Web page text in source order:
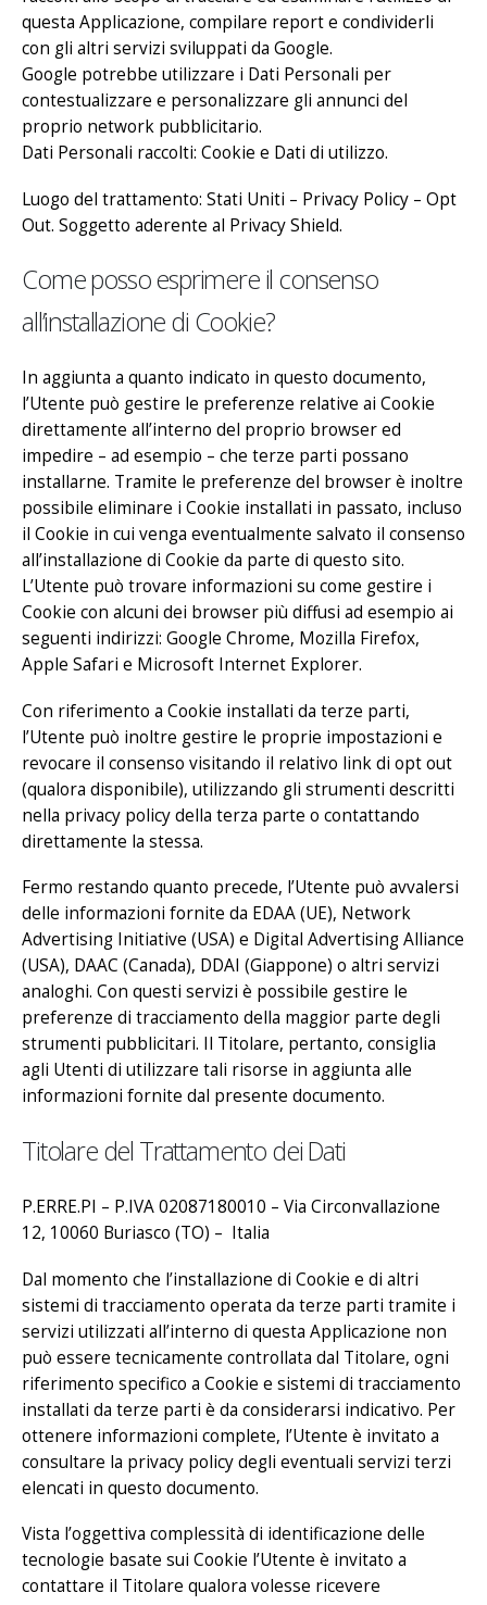
questa Applicazione, compilare report e condividerli
con gli altri servizi sviluppati da Google.
Google potrebbe utilizzare i Dati Personali per
contestualizzare e personalizzare gli annunci del
proprio network pubblicitario.
Dati Personali raccolti: Cookie e Dati di utilizzo.
Luogo del trattamento: Stati Uniti – Privacy Policy – Opt
Out. Soggetto aderente al Privacy Shield.
Come posso esprimere il consenso
all’installazione di Cookie?
In aggiunta a quanto indicato in questo documento,
l’Utente può gestire le preferenze relative ai Cookie
direttamente all’interno del proprio browser ed
impedire – ad esempio – che terze parti possano
installarne. Tramite le preferenze del browser è inoltre
possibile eliminare i Cookie installati in passato, incluso
il Cookie in cui venga eventualmente salvato il consenso
all’installazione di Cookie da parte di questo sito.
L’Utente può trovare informazioni su come gestire i
Cookie con alcuni dei browser più diffusi ad esempio ai
seguenti indirizzi: Google Chrome, Mozilla Firefox,
Apple Safari e Microsoft Internet Explorer.
Con riferimento a Cookie installati da terze parti,
l’Utente può inoltre gestire le proprie impostazioni e
revocare il consenso visitando il relativo link di opt out
(qualora disponibile), utilizzando gli strumenti descritti
nella privacy policy della terza parte o contattando
direttamente la stessa.
Fermo restando quanto precede, l’Utente può avvalersi
delle informazioni fornite da EDAA(UE), Network
Advertising Initiative (USA) e Digital Advertising Alliance
(USA), DAAC (Canada), DDAI (Giappone) o altri servizi
analoghi. Con questi servizi è possibile gestire le
preferenze di tracciamento della maggior parte degli
strumenti pubblicitari. Il Titolare, pertanto, consiglia
agli Utenti di utilizzare tali risorse in aggiunta alle
informazioni fornite dal presente documento.
Titolare del Trattamento dei Dati
P.ERRE.PI – P.IVA 02087180010 – Via Circonvallazione
12, 10060 Buriasco (TO) – Italia
Dal momento che l’installazione di Cookie e di altri
sistemi di tracciamento operata da terze parti tramite i
servizi utilizzati all’interno di questa Applicazione non
può essere tecnicamente controllata dal Titolare, ogni
riferimento specifico a Cookie e sistemi di tracciamento
installati da terze parti è da considerarsi indicativo. Per
ottenere informazioni complete, l’Utente è invitato a
consultare la privacy policy degli eventuali servizi terzi
elencati in questo documento.
Vista l’oggettiva complessità di identificazione delle
tecnologie basate sui Cookie l’Utente è invitato a
contattare il Titolare qualora volesse ricevere